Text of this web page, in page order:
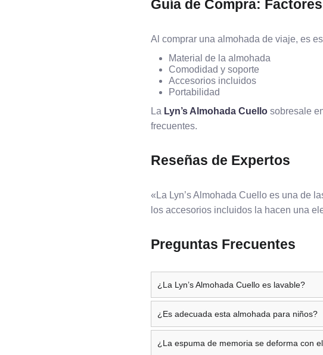
Guía de Compra:
Al comprar una almohada de viaje, es
Material de la almohada
Comodidad y soporte
Accesorios incluidos
Portabilidad
La Lyn’s Almohada Cuello sobresale
frecuentes.
Reseñas de Expertos
«La Lyn’s Almohada Cuello es una de
los accesorios incluidos la hacen una
Preguntas Frecuentes
¿La Lyn’s Almohada Cuello es lavable?
¿Es adecuada esta almohada para niños?
¿La espuma de memoria se deforma con